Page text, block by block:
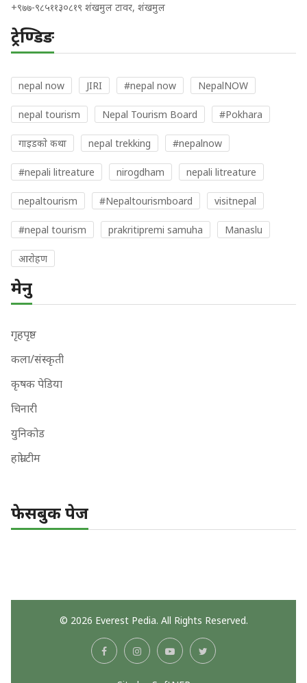
+९७७-९८५११३०८१९ शंखमुल टावर, शंखमुल
ट्रेण्डिङ
nepal now JIRI #nepal now NepalNOW
nepal tourism Nepal Tourism Board #Pokhara
गाइडकाे कथा nepal trekking #nepalnow
#nepali litreature nirogdham nepali litreature
nepaltourism #Nepaltourismboard visitnepal
#nepal tourism prakritipremi samuha Manaslu
आराेहण
मेनु
गृहपृष्ठ
कला/संस्कृती
कृषक पेडिया
चिनारी
युनिकोड
हाम्रो टीम
फेसबुक पेज
© 2026 Everest Pedia. All Rights Reserved.